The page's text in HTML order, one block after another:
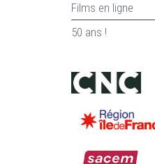
Films en ligne
50 ans !